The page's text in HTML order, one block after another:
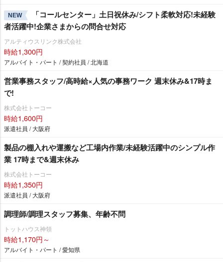
NEW
「コールセンター」土日祝休み/シフト柔軟対応!未経験
者活躍中!企業さまからの問合せ対応
アルティウスリンク株式会社
時給1,300円
アルバイト・パート / 契約社員 / 北海道
営業事務スタッフ/高時給×人気の事務ワーク 週末休み&17時ま
で!
株式会社トーコー
時給1,600円
派遣社員 / 大阪府
製品の棚入れや運搬など工場内作業/未経験活躍中のシンプル作
業 17時まで&週末休み
株式会社トーコー
時給1,350円
派遣社員 / 大阪府
調理師/調理スタッフ募集、年齢不問
トットハウス神領
時給1,170円～
アルバイト・パート / 愛知県